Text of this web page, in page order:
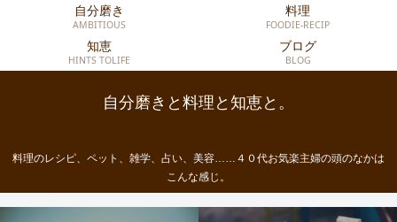
自分磨きと料理と知恵と。
料理のレシピ、ペット、雑学、占い、美容……４０代お気楽主婦の頭のなかは
こんな感じ。
自分磨き
AMBITIOUS
料理
FOODIE-RECIP
知恵
HINTS TOLIFE
ブログ
BLOG